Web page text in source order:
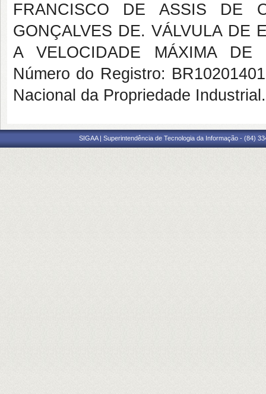
FRANCISCO DE ASSIS DE
GONÇALVES DE. VÁLVULA DE
A VELOCIDADE MÁXIMA DE
Número do Registro:
Nacional da Propriedade
SIGAA | Superintendência de Tecnologia da Informação - (84)